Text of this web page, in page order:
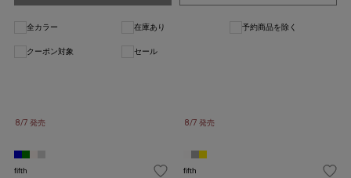
全カラー 在庫あり 予約商品を除く
クーポン対象 セール
8/7 発売
fifth
8/7 発売
fifth